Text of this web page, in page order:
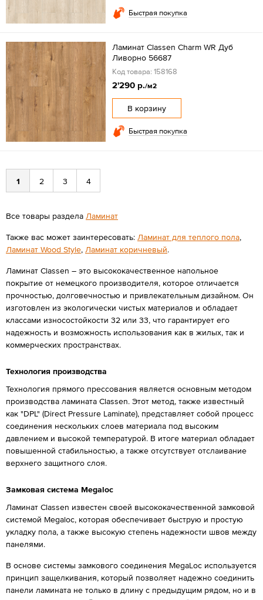
Быстрая покупка
Ламинат Classen Charm WR Дуб
Ливорно 56687
Код товара: 158168
2'290 р./м2
В корзину
Быстрая покупка
1 2 3 4
Все товары раздела Ламинат
Также вас может заинтересовать: Ламинат для теплого пола,
Ламинат Wood Style, Ламинат коричневый.
Ламинат Classen – это высококачественное напольное
покрытие от немецкого производителя, которое отличается
прочностью, долговечностью и привлекательным дизайном. Он
изготовлен из экологически чистых материалов и обладает
классами износостойкости 32 или 33, что гарантирует его
надежность и возможность использования как в жилых, так и
коммерческих пространствах.
Технология производства
Технология прямого прессования является основным методом
производства ламината Classen. Этот метод, также известный
как "DPL" (Direct Pressure Laminate), представляет собой процесс
соединения нескольких слоев материала под высоким
давлением и высокой температурой. В итоге материал обладает
повышенной стабильностью, а также отсутствует отслаивание
верхнего защитного слоя.
Замковая система Megaloc
Ламинат Classen известен своей высококачественной замковой
системой Megaloc, которая обеспечивает быструю и простую
укладку пола, а также высокую степень надежности швов между
панелями.
В основе системы замкового соединения MegaLoc используется
принцип защелкивания, который позволяет надежно соединить
панели ламината не только в длину с предыдущим рядом, но и в